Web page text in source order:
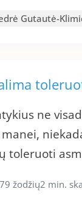
Gutautė-
ne
toleruoti
žodžių2 min.